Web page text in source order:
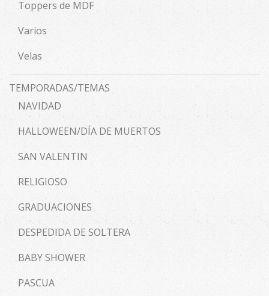
Toppers de MDF
Varios
Velas
TEMPORADAS/TEMAS
NAVIDAD
HALLOWEEN/DÍA DE MUERTOS
SAN VALENTIN
RELIGIOSO
GRADUACIONES
DESPEDIDA DE SOLTERA
BABY SHOWER
PASCUA